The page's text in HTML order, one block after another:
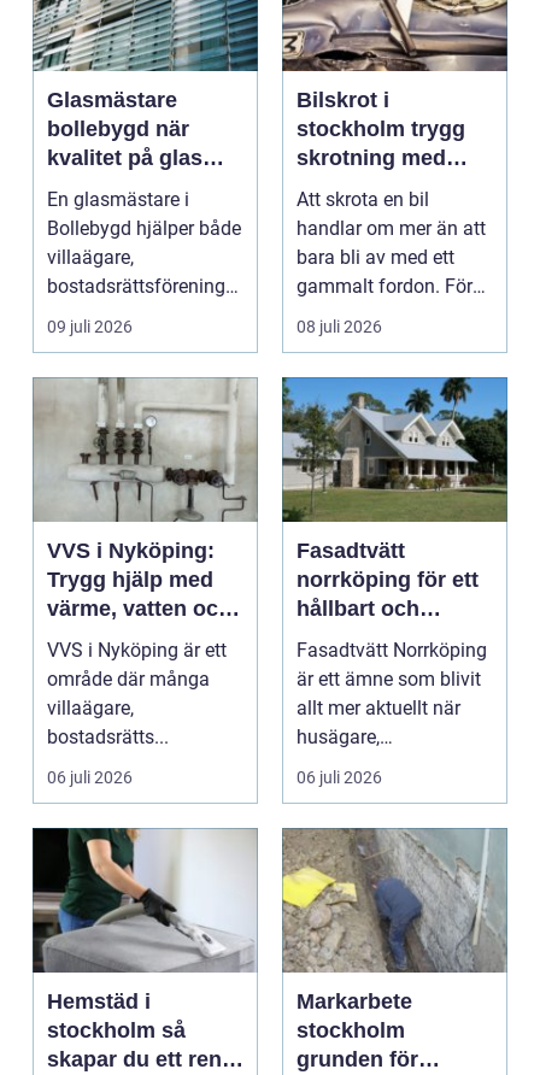
Glasmästare
bollebygd när
kvalitet på glas
verkligen märks
En glasmästare i
Bollebygd hjälper både
villaägare,
bostadsrättsföreningar
och företag att skapa
säk...
09 juli 2026
Bilskrot i
stockholm trygg
skrotning med
fokus på miljö och
plånbok
Att skrota en bil
handlar om mer än att
bara bli av med ett
gammalt fordon. För
många bilägare i och...
08 juli 2026
VVS i Nyköping:
Trygg hjälp med
värme, vatten och
sanitet
VVS i Nyköping är ett
område där många
villaägare,
bostadsrätts...
06 juli 2026
Fasadtvätt
norrköping för ett
hållbart och
snyggt hus
Fasadtvätt Norrköping
är ett ämne som blivit
allt mer aktuellt när
husägare,
bostadsrättsföreningar
06 juli 2026
Hemstäd i
stockholm så
skapar du ett rent
Markarbete
stockholm
grunden för